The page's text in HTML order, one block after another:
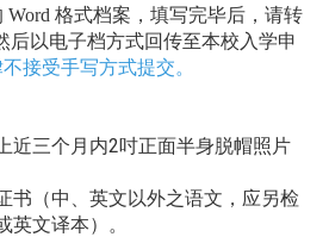
Word 格式档案，填写完毕后，请转
后以电子档方式回传至本校入学申
接受手写方式提交。
近三个月内2吋正面半身脱帽照片
书（中、英文以外之语文，应另检
英文译本）。